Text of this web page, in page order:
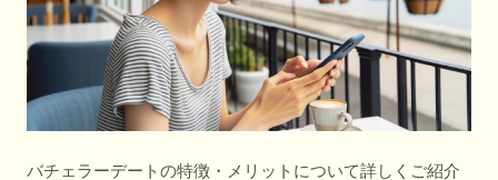
バチェラーデートの特徴・メリットについて詳しくご紹介